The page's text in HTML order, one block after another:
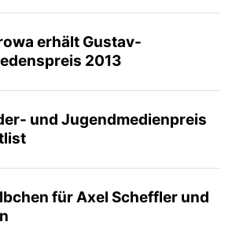
erhält Gustav-
2013
und Jugendmedienpreis
für Axel Scheffler und